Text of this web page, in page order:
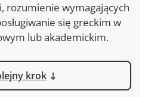
rozumienie wymagających
się greckim w
lub akademickim.
krok